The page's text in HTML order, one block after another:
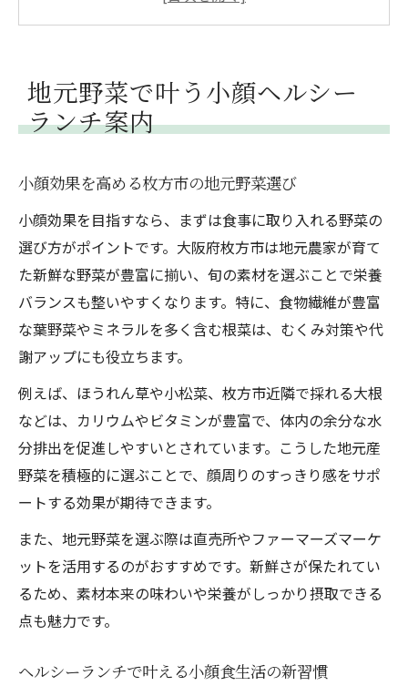
枚方市駅周辺で楽しむ小顔ヘルシーランチ
探し
小顔のために必要な栄養バランスを知ろう
野菜中心の食事で小顔効果を最大化する方
法
小顔と健康を両立するランチメニュー選び
の極意
オーガニック食材で作る小顔向け栄養レシ
ピ
枚方市のヘルシーランチで摂るべき栄養素
とは
毎日の食卓に小顔を導く野菜の力を
小顔効果を促す野菜の選び方と活用法
地元産野菜で楽しむ小顔ランチのアレンジ
術
小顔をサポートするヘルシー野菜の調理ポ
枚方市の旬野菜で小顔を目指す食生活へ
地元野菜で叶う小顔ヘルシー
ランチ案内
小顔効果を高める枚方市の地元野菜選び
小顔効果を目指すなら、まずは食事に取り入れる野菜の
選び方がポイントです。大阪府枚方市は地元農家が育て
た新鮮な野菜が豊富に揃い、旬の素材を選ぶことで栄養
バランスも整いやすくなります。特に、食物繊維が豊富
な葉野菜やミネラルを多く含む根菜は、むくみ対策や代
謝アップにも役立ちます。
例えば、ほうれん草や小松菜、枚方市近隣で採れる大根
などは、カリウムやビタミンが豊富で、体内の余分な水
分排出を促進しやすいとされています。こうした地元産
野菜を積極的に選ぶことで、顔周りのすっきり感をサポ
ートする効果が期待できます。
また、地元野菜を選ぶ際は直売所やファーマーズマーケ
ットを活用するのがおすすめです。新鮮さが保たれてい
るため、素材本来の味わいや栄養がしっかり摂取できる
点も魅力です。
ヘルシーランチで叶える小顔食生活の新習慣